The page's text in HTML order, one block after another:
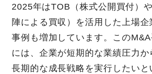
2025年はTOB（株式公開買付）
陣による買収）を活用した上場
事例も増加しています。この
には、企業が短期的な業績圧力か
長期的な成長戦略を実行したいと